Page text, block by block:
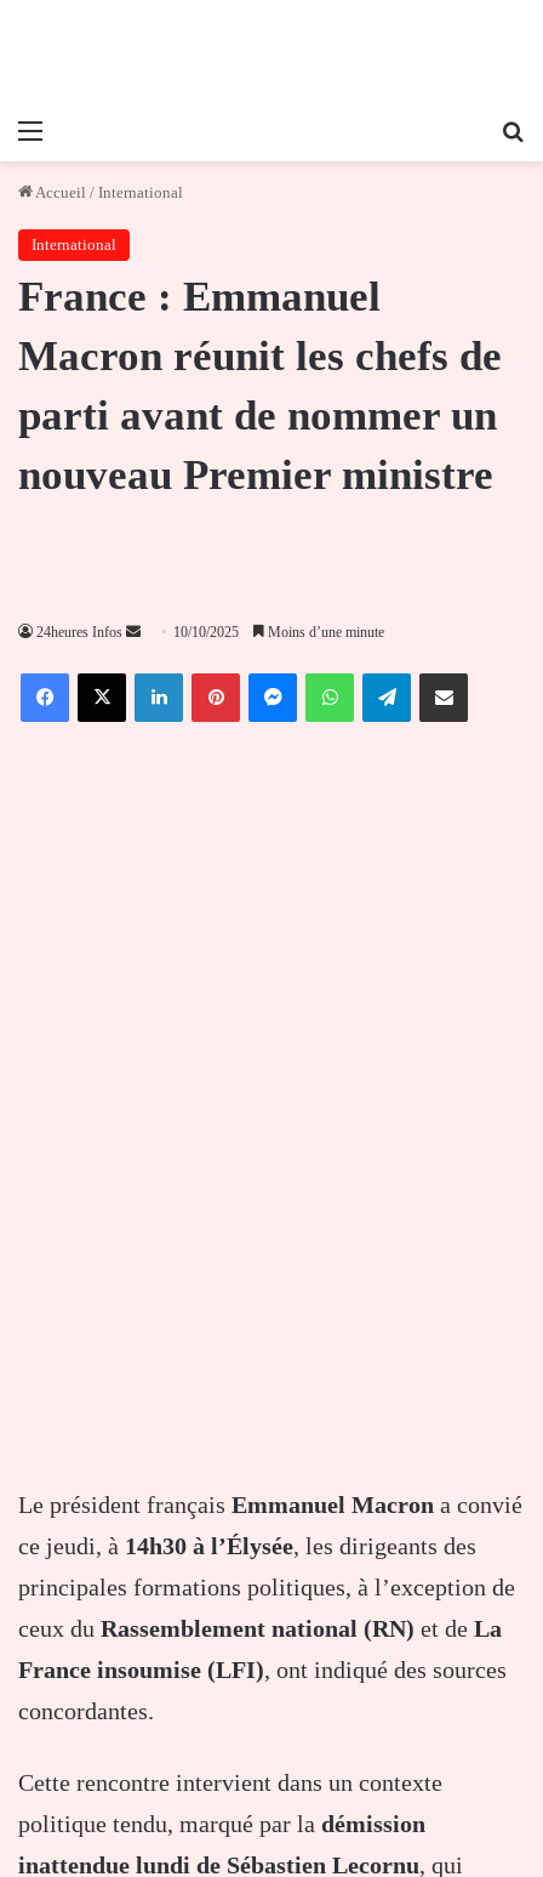
Menu
Accueil / International
International
France : Emmanuel
Macron réunit les chefs de
parti avant de nommer un
nouveau Premier ministre
24heures Infos
Envoyer
courriel
10/10/2025 Moins d’une minute
FacebookX LinkedinPinterestMessengerWhatsAppTelegramPartager par email
Le président français Emmanuel Macron a convié
ce jeudi, à 14h30 à l’Élysée, les dirigeants des
principales formations politiques, à l’exception de
ceux du Rassemblement national (RN) et de La
France insoumise (LFI), ont indiqué des sources
concordantes.
Cette rencontre intervient dans un contexte
politique tendu, marqué par la démission
inattendue lundi de Sébastien Lecornu, qui